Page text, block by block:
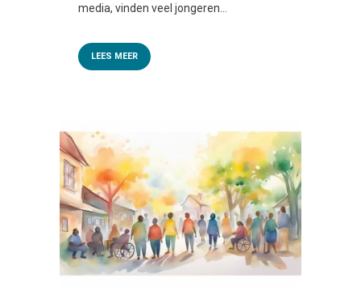
media, vinden veel jongeren...
LEES MEER